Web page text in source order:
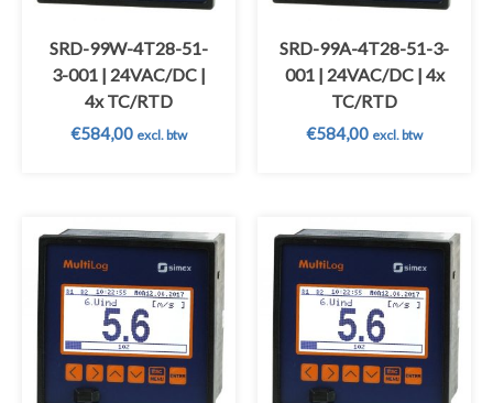
SRD-99W-4T28-51-
3-001 | 24VAC/DC |
4x TC/RTD
€584,00 excl. btw
SRD-99A-4T28-51-3-
001 | 24VAC/DC | 4x
TC/RTD
€584,00 excl. btw